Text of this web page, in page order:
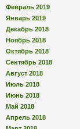
Февраль 2019
Январь 2019
Декабрь 2018
Ноябрь 2018
Октябрь 2018
Сентябрь 2018
Август 2018
Июль 2018
Июнь 2018
Май 2018
Апрель 2018